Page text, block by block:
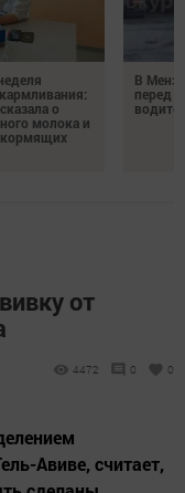
о
молока и
В
перед
от
4472 0 0
Авиве, считает,